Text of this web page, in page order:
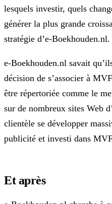
lesquels investir, quels
générer la plus grande
stratégie d’e-Boekhouden.nl.
e-Boekhouden.nl savait
décision de s’associer à
être répertoriée comme le
sur de nombreux sites Web
clientèle se développer
publicité et investi dans
Et après